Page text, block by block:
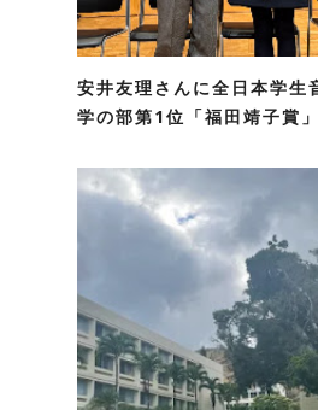
安井友理さんに全日本学生
学の部第1位「福田靖子賞